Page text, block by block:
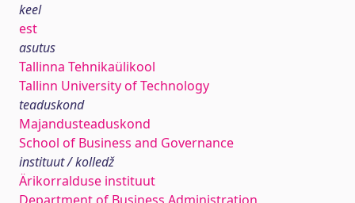
keel
est
asutus
Tallinna Tehnikaülikool
Tallinn University of Technology
teaduskond
Majandusteaduskond
School of Business and Governance
instituut / kolledž
Ärikorralduse instituut